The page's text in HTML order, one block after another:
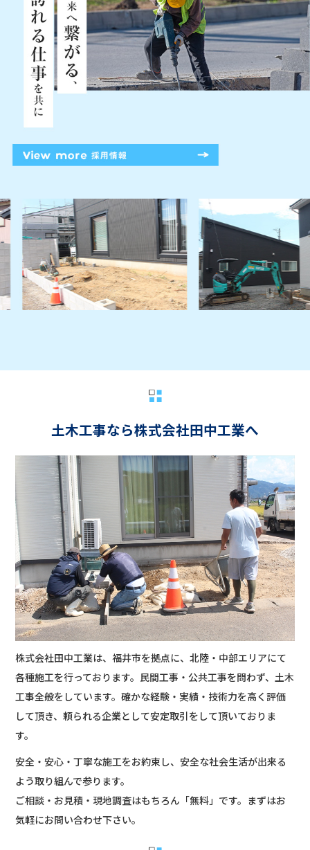
土木工事なら株式会社田中工業へ
株式会社田中工業は、福井市を拠点に、北陸・中部エリアにて
各種施工を行っております。民間工事・公共工事を問わず、土木
工事全般をしています。確かな経験・実績・技術力を高く評価
して頂き、頼られる企業として安定取引をして頂いておりま
す。
安全・安心・丁寧な施工をお約束し、安全な社会生活が出来る
よう取り組んで参ります。
ご相談・お見積・現地調査はもちろん「無料」です。まずはお
気軽にお問い合わせ下さい。